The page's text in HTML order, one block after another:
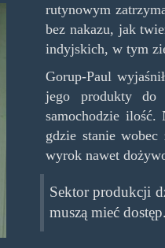
rutynowym
bez nakazu, jak
indyjskich, w tym
Gorup-Paul
jego produkty do
samochodzie ilość.
gdzie stanie
wyrok nawet
Sektor produkcji
muszą mieć